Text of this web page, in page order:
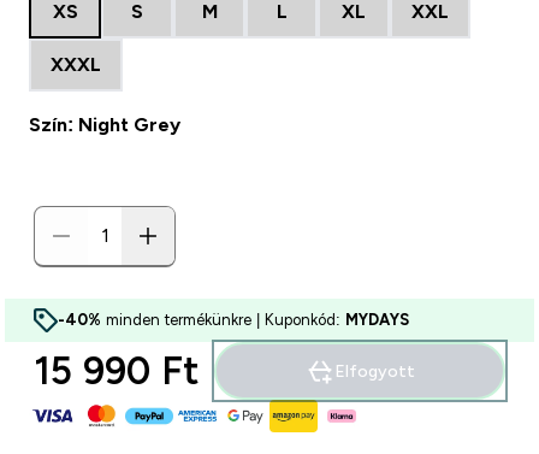
XS S M L XL XXL
XXXL
Szín: Night Grey
-40% minden termékünkre | Kuponkód: MYDAYS
15 990 Ft‎ Elfogyott